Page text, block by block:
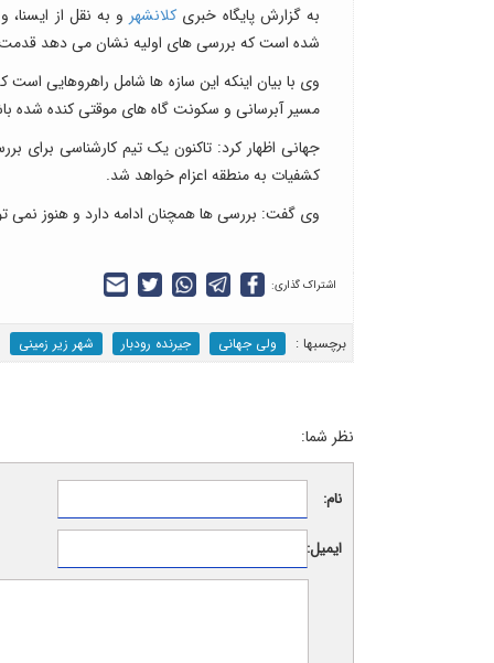
به گزارش پایگاه خبری کلانشهر و به نقل از
شده است که بررسی های اولیه نشان می دهد قدمت
وی با بیان اینکه این سازه ها شامل راهروهایی
مسیر آبرسانی و سکونت گاه های موقتی کنده شده
جهانی اظهار کرد: تاکنون یک تیم کارشناسی برای
کشفیات به منطقه اعزام خواهد شد.
وی گفت: بررسی ها همچنان ادامه دارد و هنوز
اشتراک گذاری:
برچسب‎ها : ولی جهانی جیرنده رودبار شهر زیر زمینی
نظر شما:
نام:
ایمیل: